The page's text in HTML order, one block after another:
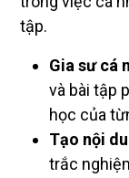
tập.
Gia sư cá
và bài tập
học của
Tạo nội
trắc